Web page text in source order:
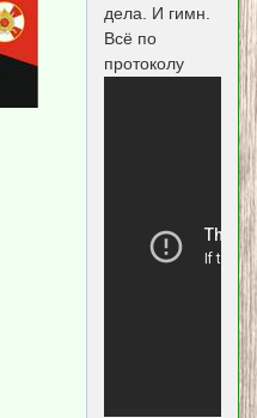
дела. И гимн.
Всё по
протоколу